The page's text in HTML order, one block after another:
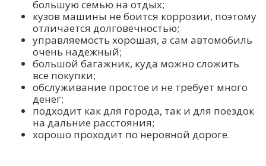
большую семью на отдых;
кузов машины не боится коррозии, поэтому
отличается долговечностью;
управляемость хорошая, а сам автомобиль
очень надежный;
большой багажник, куда можно сложить
все покупки;
обслуживание простое и не требует много
денег;
подходит как для города, так и для поездок
на дальние расстояния;
хорошо проходит по неровной дороге.